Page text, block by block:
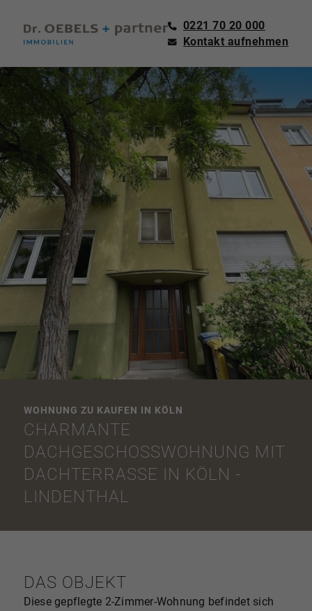
0221 70 20 000
Kontakt aufnehmen
WOHNUNG ZU KAUFEN IN KÖLN
CHARMANTE
DACHGESCHOSSWOHNUNG MIT
DACHTERRASSE IN KÖLN -
LINDENTHAL
DAS OBJEKT
Diese gepflegte 2-Zimmer-Wohnung befindet sich